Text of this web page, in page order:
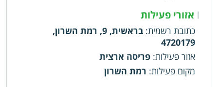
| אזורי פעילות
כתובת רשמית:
בראשית, 9, רמת השרון,
4720179
אזור פעילות: פריסה ארצית
מקום פעילות: רמת השרון